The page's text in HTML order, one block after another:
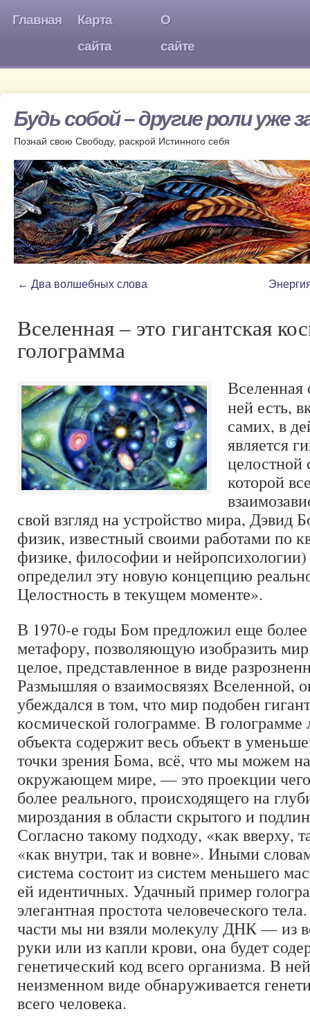
Главная
Карта
сайта
О
сайте
Будь собой – другие роли уже
Познай свою Свободу, раскрой Истинного себя
← Два волшебных слова
Вселенная – это гигантская
голограмма
Вселенная
ней есть,
самих, в
является
целостной
которой
свой взгляд на устройство мира, Дэвид
физик, известный своими работами по
физике, философии и
определил эту новую концепцию
Целостность в текущем моменте».
В 1970-е годы Бом предложил еще
метафору, позволяющую изобразить
целое, представленное в виде
Размышляя о взаимосвязях Вселенной,
убеждался в том, что мир подобен
космической голограмме. В голограмме
объекта содержит весь объект в
точки зрения Бома, всё, что мы можем
окружающем мире, — это проекции
более реального, происходящего на
мироздания в области скрытого и
Согласно такому подходу, «как вверху,
«как внутри, так и вовне». Иными
система состоит из систем меньшего
ей идентичных. Удачный пример
элегантная простота человеческого
части мы ни взяли молекулу ДНК — из
руки или из капли крови, она будет
генетический код всего организма. В
неизменном виде обнаруживается
всего человека.